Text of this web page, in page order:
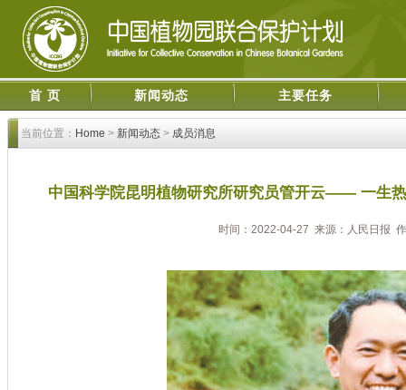
首 页 新闻动态 主要任务
当前位置： Home > 新闻动态 > 成员消息
中国科学院昆明植物研究所研究员管开云—— 一生
时间：2022-04-27 来源：人民日报